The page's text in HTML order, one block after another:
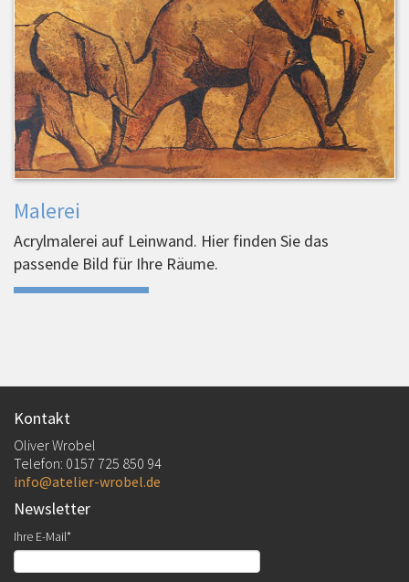
Malerei
Acrylmalerei auf Leinwand. Hier finden Sie das
passende Bild für Ihre Räume.
Kontakt
Oliver Wrobel
Telefon: 0157 725 850 94
info@atelier-wrobel.de
Newsletter
Ihre E-Mail